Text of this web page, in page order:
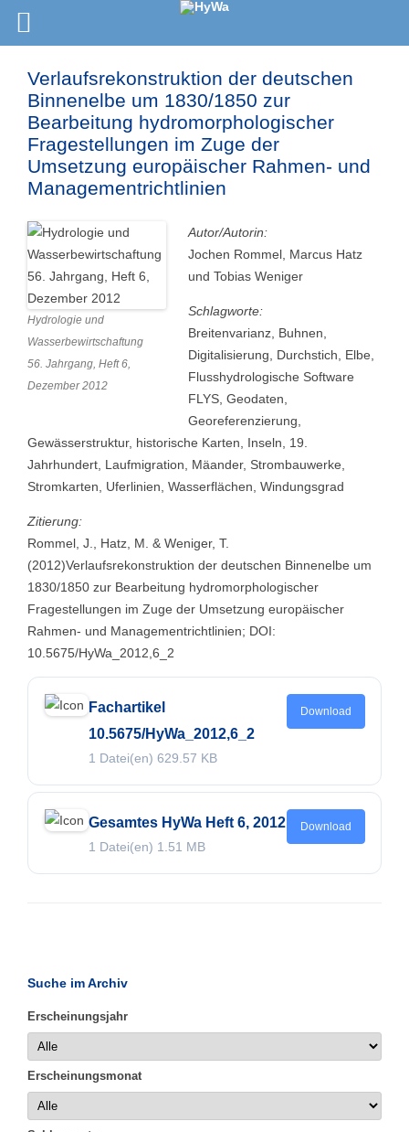
Verlaufsrekonstruktion der deutschen
Binnenelbe um 1830/1850 zur
Bearbeitung hydromorphologischer
Fragestellungen im Zuge der
Umsetzung europäischer Rahmen- und
Managementrichtlinien
Hydrologie und
Wasserbewirtschaftung
56. Jahrgang, Heft 6,
Dezember 2012
Autor/Autorin:
Jochen Rommel, Marcus Hatz
und Tobias Weniger
Schlagworte:
Breitenvarianz, Buhnen,
Digitalisierung, Durchstich, Elbe,
Flusshydrologische Software
FLYS, Geodaten,
Georeferenzierung,
Gewässerstruktur, historische Karten, Inseln, 19.
Jahrhundert, Laufmigration, Mäander, Strombauwerke,
Stromkarten, Uferlinien, Wasserflächen, Windungsgrad
Zitierung:
Rommel, J., Hatz, M. & Weniger, T.
(2012)Verlaufsrekonstruktion der deutschen Binnenelbe um
1830/1850 zur Bearbeitung hydromorphologischer
Fragestellungen im Zuge der Umsetzung europäischer
Rahmen- und Managementrichtlinien; DOI:
10.5675/HyWa_2012,6_2
Fachartikel
10.5675/HyWa_2012,6_2
1 Datei(en) 629.57 KB
Download
Gesamtes HyWa Heft 6, 2012
1 Datei(en) 1.51 MB
Download
Suche im Archiv
Erscheinungsjahr
Erscheinungsmonat